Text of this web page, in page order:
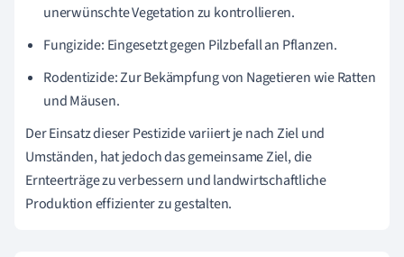
unerwünschte Vegetation zu kontrollieren.
Fungizide: Eingesetzt gegen Pilzbefall an Pflanzen.
Rodentizide: Zur Bekämpfung von Nagetieren wie Ratten
und Mäusen.
Der Einsatz dieser Pestizide variiert je nach Ziel und
Umständen, hat jedoch das gemeinsame Ziel, die
Ernteerträge zu verbessern und landwirtschaftliche
Produktion effizienter zu gestalten.